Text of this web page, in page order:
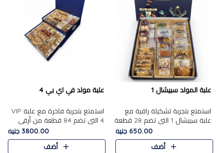
علبة المولد سبيشال 1
استمتع بتجربة تشكيلة راقية مع
علبة سبيشال 1 التي تضم 28 قطعة
من تشكيلة مختارة بعناية من أفخر
حلويات المولد المصرية الأصلية
الشرقية. تحتوي ال..
650.00 جنيه
أضف
علبة مولد في اي بي 4
استمتع بتجربة فاخرة مع علبة VIP
4 التي تضم 84 قطعة من أرقى
حلويات المولد الشرقية، في تشكيلة
غنية تجمع بين الحلويات التقليدية
والمكسرات الفاخرة. تحتوي العلبة
3800.00 جنيه
أضف